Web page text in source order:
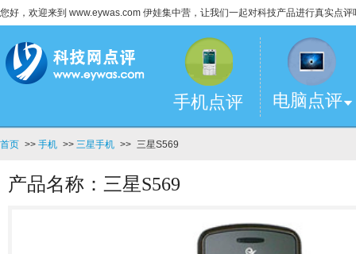
您好，欢迎来到 www.eywas.com 伊娃集中营，让我们一起对科技产品进行真实点评
手机点评 电脑点评
首页 >> 手机 >> 三星手机 >> 三星S569
产品名称：三星S569